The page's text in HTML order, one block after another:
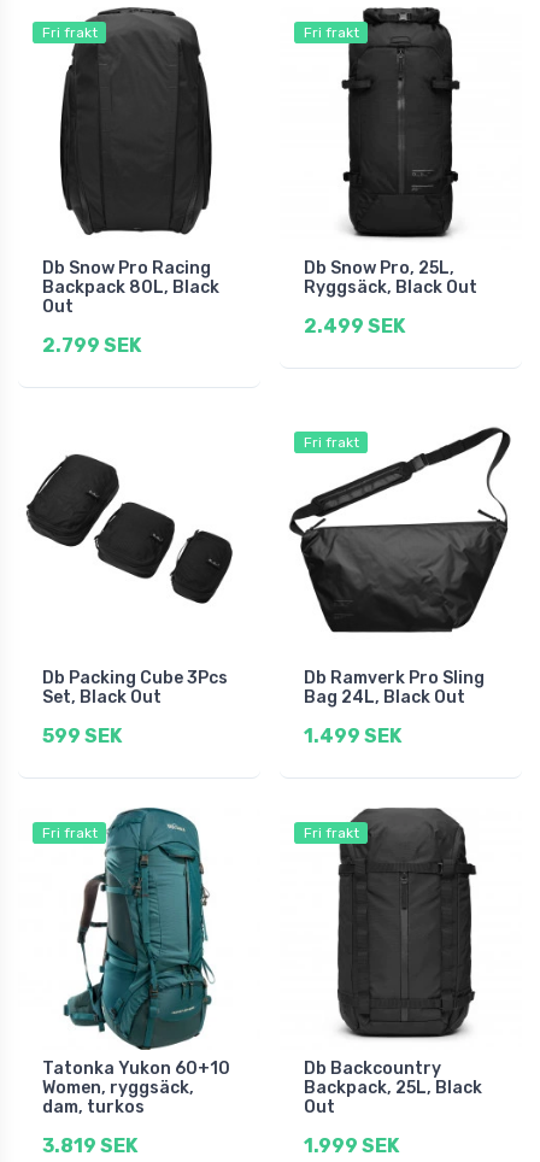
Fri frakt
Db Snow Pro Racing
Backpack 80L, Black
Out
2.799 SEK
Fri frakt
Db Snow Pro, 25L,
Ryggsäck, Black Out
2.499 SEK
Db Packing Cube 3Pcs
Set, Black Out
599 SEK
Fri frakt
Db Ramverk Pro Sling
Bag 24L, Black Out
1.499 SEK
Fri frakt
Tatonka Yukon 60+10
Women, ryggsäck,
dam, turkos
3.819 SEK
Fri frakt
Db Backcountry
Backpack, 25L, Black
Out
1.999 SEK